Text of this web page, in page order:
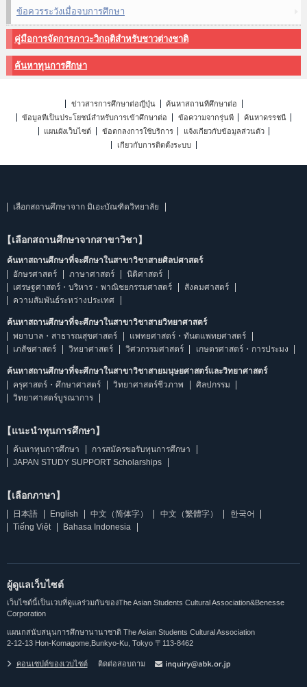
ข้อควรระวังเมื่อจบการศึกษา
คู่มือการจัดการภาวะวิกฤติสำหรับชาวต่างชาติ
ค้นหาทุนการศึกษา
ข่าวสารการศึกษาต่อญี่ปุ่น
ค้นหาสถานที่ศึกษาต่อ
ข้อมูลที่เป็นประโยชน์สำหรับการเข้าศึกษาต่อ
ข้อความจากรุ่นพี่
ค้นหาดรรชนี
แผนผังเว็บไซต์
ข้อตกลงการใช้บริการ
แจ้งเกี่ยวกับข้อมูลส่วนตัว
เกี่ยวกับการติดตั้งระบบ
เลือกสถานศึกษาจาก มิเอะบัณฑิตวิทยาลัย
【เลือกสถานศึกษาจากสาขาวิชา】
ค้นหาสถานศึกษาที่จะศึกษาในสาขาวิชาสายศิลปศาสตร์
อักษรศาสตร์
ภาษาศาสตร์
นิติศาสตร์
เศรษฐศาสตร์・บริหาร・พาณิชยกรรมศาสตร์
สังคมศาสตร์
ความสัมพันธ์ระหว่างประเทศ
ค้นหาสถานศึกษาที่จะศึกษาในสาขาวิชาสายวิทยาศาสตร์
พยาบาล・สาธารณสุขศาสตร์
แพทยศาสตร์・ทันตแพทยศาสตร์
เภสัชศาสตร์
วิทยาศาสตร์ วิศวกรรมศาสตร์ เกษตรศาสตร์・การประมง
ค้นหาสถานศึกษาที่จะศึกษาในสาขาวิชาสายมนุษยศาสตร์และวิทยาศาสตร์
ครุศาสตร์・ศึกษาศาสตร์
วิทยาศาสตร์ชีวภาพ
ศิลปกรรม
วิทยาศาสตร์บูรณาการ
【แนะนำทุนการศึกษา】
ค้นหาทุนการศึกษา
การสมัครขอรับทุนการศึกษา
JAPAN STUDY SUPPORT Scholarships
【เลือกภาษา】
日本語 English 中文（简体字） 中文（繁體字）
한국어
Tiếng Việt
Bahasa Indonesia
ผู้ดูแลเว็บไซต์
เว็บไซต์นี้เป็นเวบที่ดูแลร่วมกันของThe Asian Students Cultural Association&Benesse
Corporation
แผนกสนับสนุนการศึกษานานาชาติ The Asian Students Cultural Association
2-12-13 Hon-Komagome,Bunkyo-Ku, Tokyo 〒113-8462
คอนเซปต์ของเวบไซต์ ติดต่อสอบถาม